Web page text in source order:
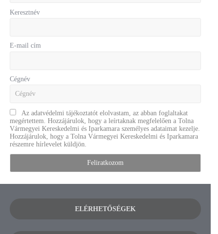
Keresztnév
E-mail cím
Cégnév
Az adatvédelmi tájékoztatót elolvastam, az abban foglaltakat
megértettem. Hozzájárulok, hogy a leírtaknak megfelelően a Tolna
Vármegyei Kereskedelmi és Iparkamara személyes adataimat kezelje.
Hozzájárulok, hogy a Tolna Vármegyei Kereskedelmi és Iparkamara
részemre hírlevelet küldjön.
ELÉRHETŐSÉGEK